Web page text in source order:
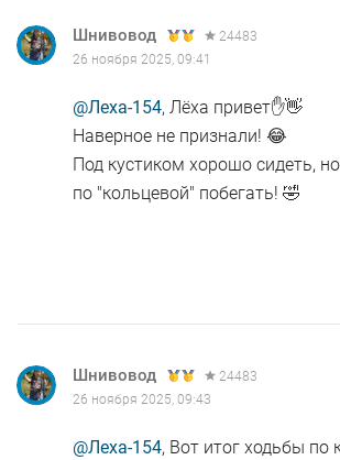
Шнивовод
24483
26 ноября 2025, 09:41
@Леха-154, Лёха привет✋👋
Наверное не признали! 😂
Под кустиком хорошо сидеть,
по "кольцевой" побегать! 🤣
Шнивовод
24483
26 ноября 2025, 09:43
@Леха-154, Вот итог ходьбы по